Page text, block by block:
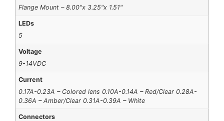
Flange Mount – 8.00"x 3.25"x 1.51"
LEDs
5
Voltage
9-14VDC
Current
0.17A-0.23A – Colored lens 0.10A-0.14A – Red/Clear 0.28A-
0.36A – Amber/Clear 0.31A-0.39A – White
Connectors